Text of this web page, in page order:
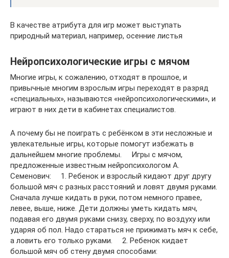
В качестве атрибута для игр может выступать
природный материал, например, осенние листья
Нейропсихологические игры с мячом
Многие игры, к сожалению, отходят в прошлое, и
привычные многим взрослым игры переходят в разряд
«специальных», называются «нейропсихологическими», и
играют в них дети в кабинетах специалистов.
А почему бы не поиграть с ребёнком в эти несложные и
увлекательные игры, которые помогут избежать в
дальнейшем многие проблемы. ⠀ Игры с мячом,
предложенные известным нейропсихологом А.
Семенович: ⠀ 1. Ребенок и взрослый кидают друг другу
большой мяч с разных расстояний и ловят двумя руками.
Сначала лучше кидать в руки, потом немного правее,
левее, выше, ниже. Дети должны уметь кидать мяч,
подавая его двумя руками снизу, сверху, по воздуху или
ударяя об пол. Надо стараться не прижимать мяч к себе,
а ловить его только руками. ⠀ 2. Ребенок кидает
большой мяч об стену двумя способами: